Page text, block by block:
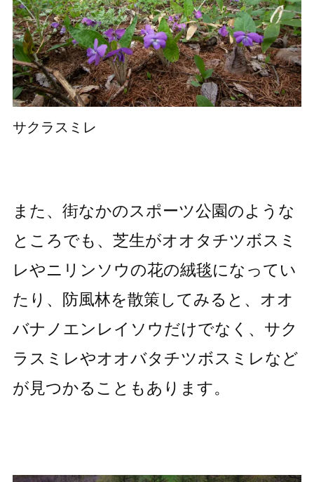
サクラスミレ
また、街なかのスポーツ公園のような
ところでも、芝生がオオタチツボスミ
レやニリンソウの花の絨毯になってい
たり、防風林を散策してみると、オオ
バナノエンレイソウだけでなく、サク
ラスミレやオオバタチツボスミレなど
が見つかることもあります。